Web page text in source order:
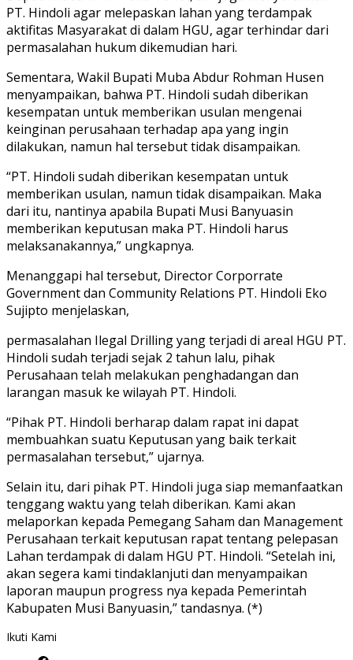
PT. Hindoli agar melepaskan lahan yang terdampak
aktifitas Masyarakat di dalam HGU, agar terhindar dari
permasalahan hukum dikemudian hari.
Sementara, Wakil Bupati Muba Abdur Rohman Husen
menyampaikan, bahwa PT. Hindoli sudah diberikan
kesempatan untuk memberikan usulan mengenai
keinginan perusahaan terhadap apa yang ingin
dilakukan, namun hal tersebut tidak disampaikan.
“PT. Hindoli sudah diberikan kesempatan untuk
memberikan usulan, namun tidak disampaikan. Maka
dari itu, nantinya apabila Bupati Musi Banyuasin
memberikan keputusan maka PT. Hindoli harus
melaksanakannya,” ungkapnya.
Menanggapi hal tersebut, Director Corporrate
Government dan Community Relations PT. Hindoli Eko
Sujipto menjelaskan,
permasalahan Ilegal Drilling yang terjadi di areal HGU PT.
Hindoli sudah terjadi sejak 2 tahun lalu, pihak
Perusahaan telah melakukan penghadangan dan
larangan masuk ke wilayah PT. Hindoli.
“Pihak PT. Hindoli berharap dalam rapat ini dapat
membuahkan suatu Keputusan yang baik terkait
permasalahan tersebut,” ujarnya.
Selain itu, dari pihak PT. Hindoli juga siap memanfaatkan
tenggang waktu yang telah diberikan. Kami akan
melaporkan kepada Pemegang Saham dan Management
Perusahaan terkait keputusan rapat tentang pelepasan
Lahan terdampak di dalam HGU PT. Hindoli. “Setelah ini,
akan segera kami tindaklanjuti dan menyampaikan
laporan maupun progress nya kepada Pemerintah
Kabupaten Musi Banyuasin,” tandasnya. (*)
Ikuti Kami